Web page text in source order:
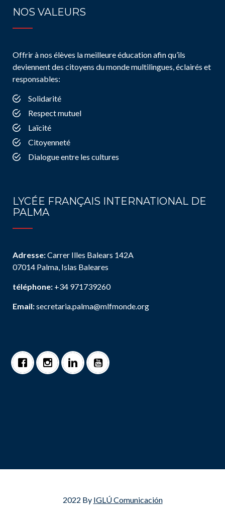
NOS VALEURS
Offrir à nos élèves la meilleure éducation afin qu’ils
deviennent des citoyens du monde multilingues, éclairés et
responsables:
Solidarité
Respect mutuel
Laïcité
Citoyenneté
Dialogue entre les cultures
LYCÉE FRANÇAIS INTERNATIONAL DE
PALMA
Adresse:Carrer Illes Balears 142A
07014 Palma, Islas Baleares
téléphone: +34 971739260
Email:secretaria.palma@mlfmonde.org
2022 By IGLÚ Comunicación